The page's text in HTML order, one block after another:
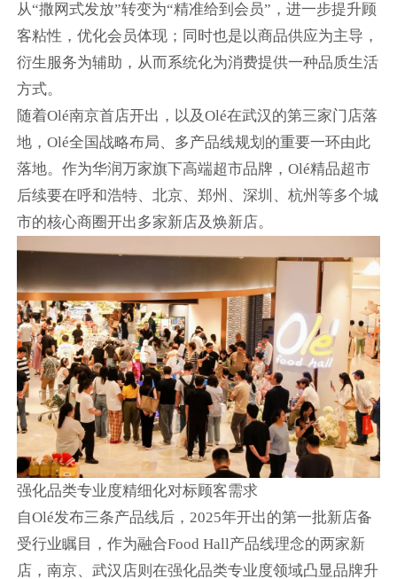
从“撒网式发放”转变为“精准给到会员”，进一步提升顾
客粘性，优化会员体现；同时也是以商品供应为主导，
衍生服务为辅助，从而系统化为消费提供一种品质生活
方式。
随着Olé南京首店开出，以及Olé在武汉的第三家门店落
地，Olé全国战略布局、多产品线规划的重要一环由此
落地。作为华润万家旗下高端超市品牌，Olé精品超市
后续要在呼和浩特、北京、郑州、深圳、杭州等多个城
市的核心商圈开出多家新店及焕新店。
强化品类专业度精细化对标顾客需求
自Olé发布三条产品线后，2025年开出的第一批新店备
受行业瞩目，作为融合Food Hall产品线理念的两家新
店，南京、武汉店则在强化品类专业度领域凸显品牌升